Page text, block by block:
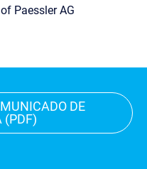
Paessler AG
DE
(PDF)